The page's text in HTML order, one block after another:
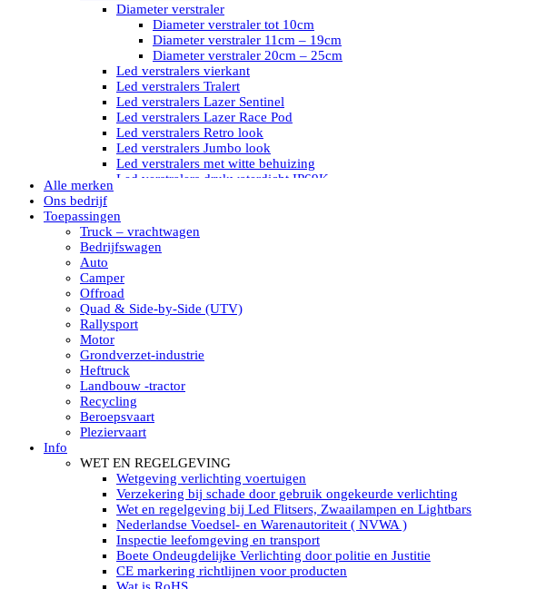
Diameter verstraler
Diameter verstraler tot 10cm
Diameter verstraler 11cm – 19cm
Diameter verstraler 20cm – 25cm
Led verstralers vierkant
Led verstralers Tralert
Led verstralers Lazer Sentinel
Led verstralers Lazer Race Pod
Led verstralers Retro look
Led verstralers Jumbo look
Led verstralers met witte behuizing
Led verstralers drukwaterdicht IP69K
LED WERKLAMPEN
Model werklamp
Led werklamp vierkant
Led werklamp ovaal
Led werklamp kleur wit
Combinatie LED werklampen
Led achteruitrijverlichting
Led onderbouw achteruitrijlamp
Led werklamp industrieel
Led veiligheidsverlichting
Led werklamp tractor
Led werklamp ADR
Led werklamp drukwaterdicht IP69K
Led werklampen assortiment Tralert
Led breedstralers Lazer
Led werklampen in Subcategorieën
LED WERKVERLICHTING
LED’s work werklamp met accu
LED’s work werklamp portable 220V
LED’s work werklamp Hybride
Led lichtslang 220 Volt
LED’s work werklamp met statief 220V
Alle merken
Ons bedrijf
Toepassingen
Truck – vrachtwagen
Bedrijfswagen
Auto
Camper
Offroad
Quad & Side-by-Side (UTV)
Rallysport
Motor
Grondverzet-industrie
Heftruck
Landbouw -tractor
Recycling
Beroepsvaart
Pleziervaart
Info
WET EN REGELGEVING
Wetgeving verlichting voertuigen
Verzekering bij schade door gebruik ongekeurde verlichting
Wet en regelgeving bij Led Flitsers, Zwaailampen en Lightbars
Nederlandse Voedsel- en Warenautoriteit ( NVWA )
Inspectie leefomgeving en transport
Boete Ondeugdelijke Verlichting door politie en Justitie
CE markering richtlijnen voor producten